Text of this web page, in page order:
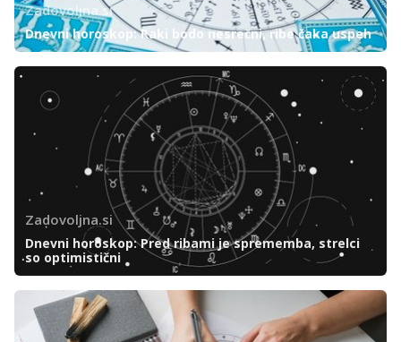
Zadovoljna.si
Dnevni horoskop: Raki bodo nesrečni, ribe čaka uspeh
Zadovoljna.si
Dnevni horoskop: Pred ribami je sprememba, strelci
so optimistični